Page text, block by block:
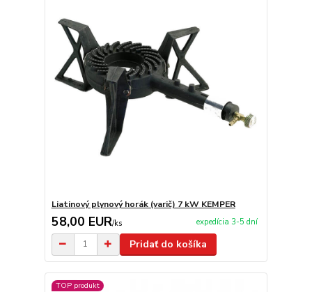
Liatinový plynový horák (varič) 7 kW KEMPER
58,00 EUR/ks expedícia 3-5 dní
Pridať do košíka
TOP produkt